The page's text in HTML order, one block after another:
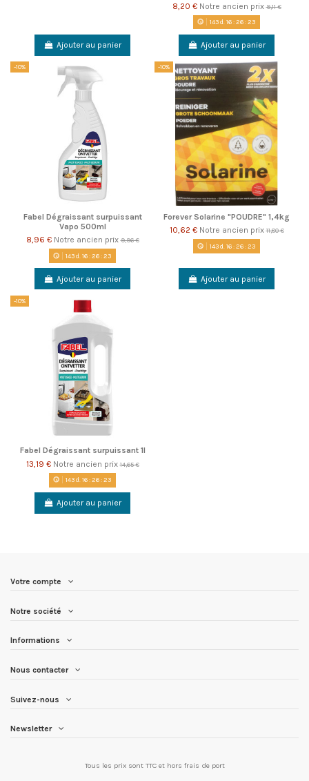
Ajouter au panier
8,20 € Notre ancien prix9,11 €
143d. 16:26:22
Ajouter au panier
-10%
Fabel Dégraissant surpuissant
Vapo 500ml
8,96 € Notre ancien prix9,96 €
143d. 16:26:22
Ajouter au panier
-10%
Forever Solarine "POUDRE" 1,4kg
10,62 € Notre ancien prix11,80 €
143d. 16:26:22
Ajouter au panier
-10%
Fabel Dégraissant surpuissant 1l
13,19 € Notre ancien prix14,65 €
143d. 16:26:22
Ajouter au panier
Votre compte
Notre société
Informations
Nous contacter
Suivez-nous
Newsletter
Tous les prix sont TTC et hors frais de port